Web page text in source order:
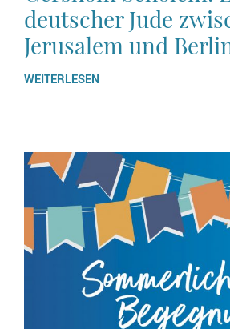
deutscher Jude
Jerusalem und
WEITERLESEN